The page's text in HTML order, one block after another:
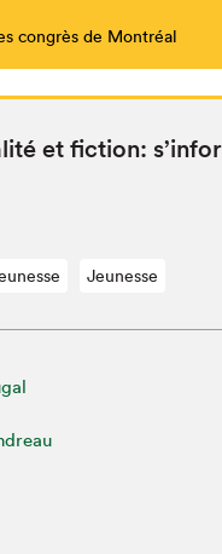
congrès de Montréal
et fic­tion:
Jeunesse